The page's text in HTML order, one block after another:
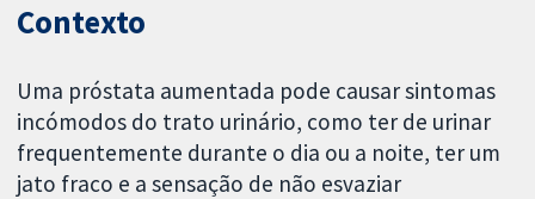
Contexto
Uma próstata aumentada pode causar sintomas
incómodos do trato urinário, como ter de urinar
frequentemente durante o dia ou a noite, ter um
jato fraco e a sensação de não esvaziar